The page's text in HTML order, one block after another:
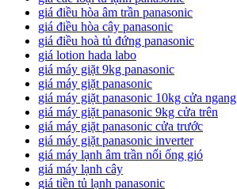
giá điều hòa âm trần panasonic
giá điều hòa cây panasonic
giá điều hoà tủ đứng panasonic
giá lotion hada labo
giá máy giặt 9kg panasonic
giá máy giặt panasonic
giá máy giặt panasonic 10kg cửa ngang
giá máy giặt panasonic 9kg cửa trên
giá máy giặt panasonic cửa trước
giá máy giặt panasonic inverter
giá máy lạnh âm trần nối ống gió
giá máy lạnh cây
giá tiền tủ lạnh panasonic